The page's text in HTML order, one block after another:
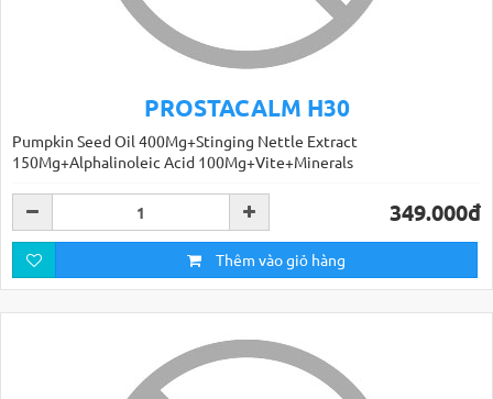
PROSTACALM H30
Pumpkin Seed Oil 400Mg+Stinging Nettle Extract
150Mg+Alphalinoleic Acid 100Mg+Vite+Minerals
349.000đ
Thêm vào giỏ hàng